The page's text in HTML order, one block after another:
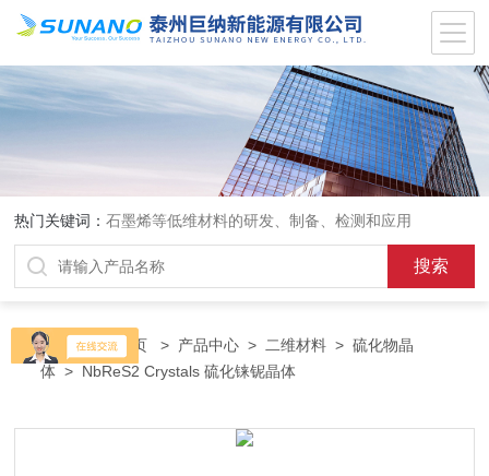
热门关键词：石墨烯等低维材料的研发、制备、检测和应用
当前位置：首页 > 产品中心 > 二维材料 >硫化物晶
体 > NbReS2 Crystals 硫化铼铌晶体